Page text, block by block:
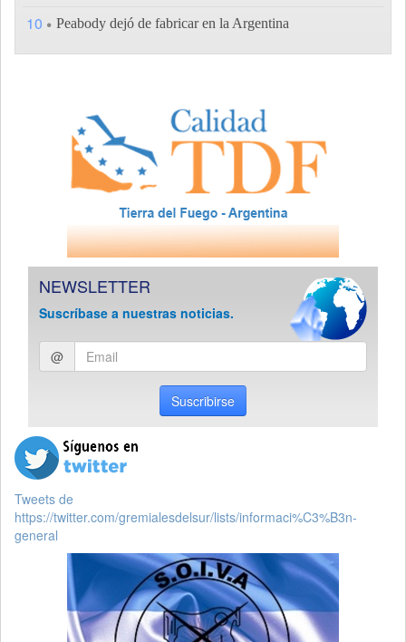
10 Peabody dejó de fabricar en la Argentina
NEWSLETTER
Suscríbase a nuestras noticias.
Ingresar
email
@
Suscribirse
Tweets de
https://twitter.com/gremialesdelsur/lists/informaci%C3%B3n-
general